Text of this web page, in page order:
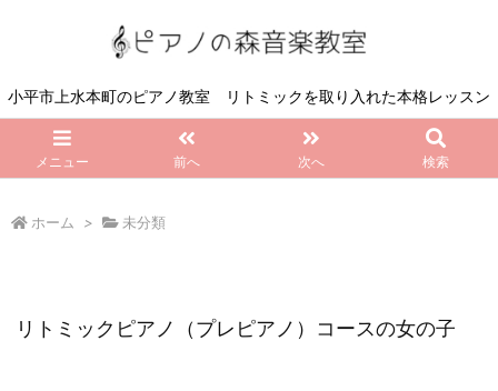
小平市上水本町のピアノ教室 リトミックを取り入れた本格レッスン
メニュー 前へ 次へ 検索
ホーム > 未分類
リトミックピアノ（プレピアノ）コースの女の子